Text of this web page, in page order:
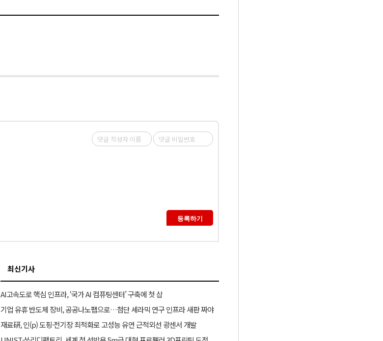
최신기사
AI고속도로 핵심 인프라, ‘국가 AI 컴퓨팅센터’ 구축에 첫 삽
기업 유휴 반도체 장비, 공공나노팹으로…첨단 세라믹 연구 인프라 새판 짜야
재료硏, 인(p) 도핑·전기장 최적화로 고성능 유연 근적외선 광센서 개발